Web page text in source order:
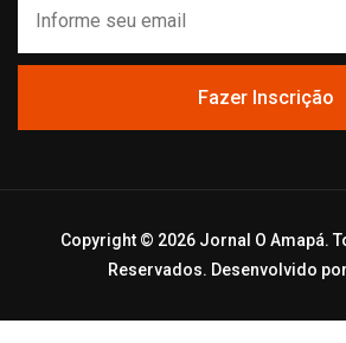
Fazer Inscrição
Copyright © 2026 Jornal O Amapá.
Reservados. Desenvolvido por